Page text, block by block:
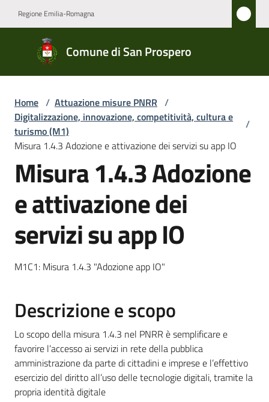
Regione Emilia-Romagna
Comune di San Prospero
Comune
di San
Prospero
Amministrazione
Novità
Vivere
San
Pubblicazioni
e
video
Sportello
Home / Attuazione misure PNRR /
Digitalizzazione, innovazione, competitività, cultura e
turismo (M1)
/
Misura 1.4.3 Adozione e attivazione dei servizi su app IO
Misura 1.4.3 Adozione
e attivazione dei
servizi su app IO
M1C1: Misura 1.4.3 "Adozione app IO"
Descrizione e scopo
Lo scopo della misura 1.4.3 nel PNRR è semplificare e
favorire l’accesso ai servizi in rete della pubblica
amministrazione da parte di cittadini e imprese e l’effettivo
esercizio del diritto all’uso delle tecnologie digitali, tramite la
propria identità digitale